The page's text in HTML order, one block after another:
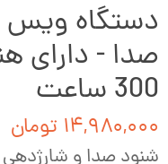
دستگاه ویس
صدا - دارای
300 ساعت
۱۴,۹۸۰,۰۰۰ تومان